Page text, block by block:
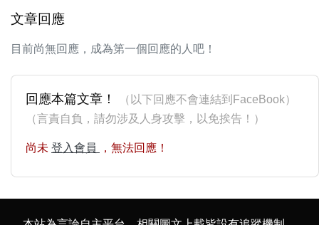
文章回應
目前尚無回應，成為第一個回應的人吧！
回應本篇文章！
（以下回應不會連結到FaceBook）
（言責自負，請勿涉及人身攻擊，以免挨告！）
尚未 登入會員 ，無法回應！